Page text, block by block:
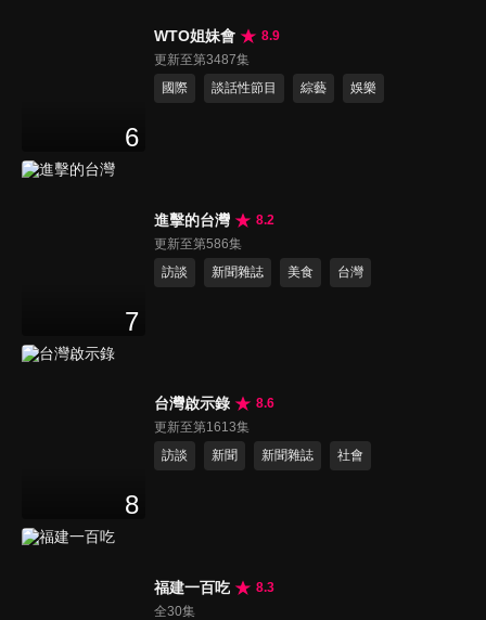
6
WTO姐妹會
8.9
更新至第3487集
國際
談話性節目 綜藝 娛樂
7
進擊的台灣
8.2
更新至第586集
訪談
新聞雜誌 美食 台灣
8
台灣啟示錄
8.6
更新至第1613集
訪談
新聞 新聞雜誌 社會
福建一百吃
8.3
全30集